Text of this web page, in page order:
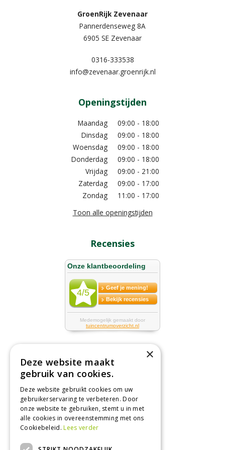
GroenRijk Zevenaar​
Pannerdenseweg 8A
6905 SE Zevenaar
0316-333538
info@zevenaar.groenrijk.nl
Openingstijden
Maandag
09:00 - 18:00
Dinsdag
09:00 - 18:00
Woensdag
09:00 - 18:00
Donderdag
09:00 - 18:00
Vrijdag
09:00 - 21:00
Zaterdag
09:00 - 17:00
Zondag
11:00 - 17:00
Toon alle openingstijden
Recensies
Tuincentrum
Nieuws
Tuintips
Tuincentrum
×
Deze website maakt
gebruik van cookies.
Deze website gebruikt cookies om uw
gebruikerservaring te verbeteren. Door
onze website te gebruiken, stemt u in met
alle cookies in overeenstemming met ons
Cookiebeleid.Lees verder